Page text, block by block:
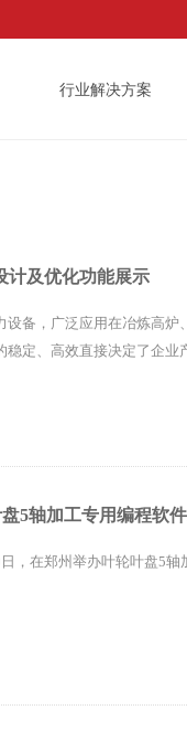
行业解决方案
计及优化功能展示
备，广泛应用在冶炼高
定、高效直接决定了企业
5轴加工专用编程软
，在郑州举办叶轮叶盘5